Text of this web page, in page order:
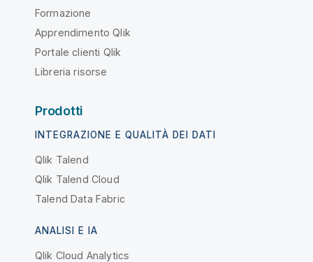
Formazione
Apprendimento Qlik
Portale clienti Qlik
Libreria risorse
Prodotti
INTEGRAZIONE E QUALITÀ DEI DATI
Qlik Talend
Qlik Talend Cloud
Talend Data Fabric
ANALISI E IA
Qlik Cloud Analytics